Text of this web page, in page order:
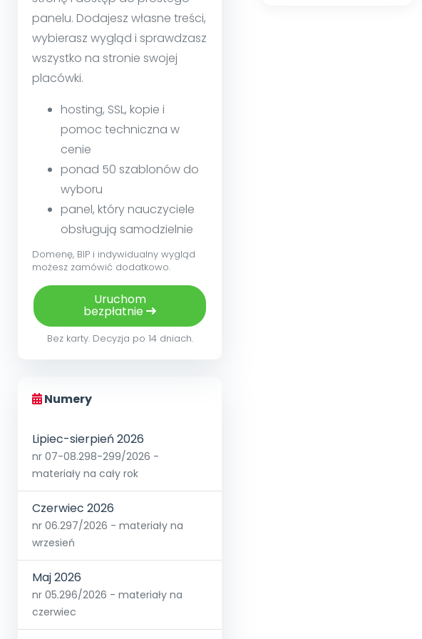
panelu. Dodajesz własne treści,
wybierasz wygląd i sprawdzasz
wszystko na stronie swojej
placówki.
hosting, SSL, kopie i
pomoc techniczna w
cenie
ponad 50 szablonów do
wyboru
panel, który nauczyciele
obsługują samodzielnie
Domenę, BIP i indywidualny wygląd
możesz zamówić dodatkowo.
Uruchom
bezpłatnie
Bez karty. Decyzja po 14 dniach.
Numery
Lipiec-sierpień 2026
nr 07-08.298-299/2026 -
materiały na cały rok
Czerwiec 2026
nr 06.297/2026 - materiały na
wrzesień
Maj 2026
nr 05.296/2026 - materiały na
czerwiec